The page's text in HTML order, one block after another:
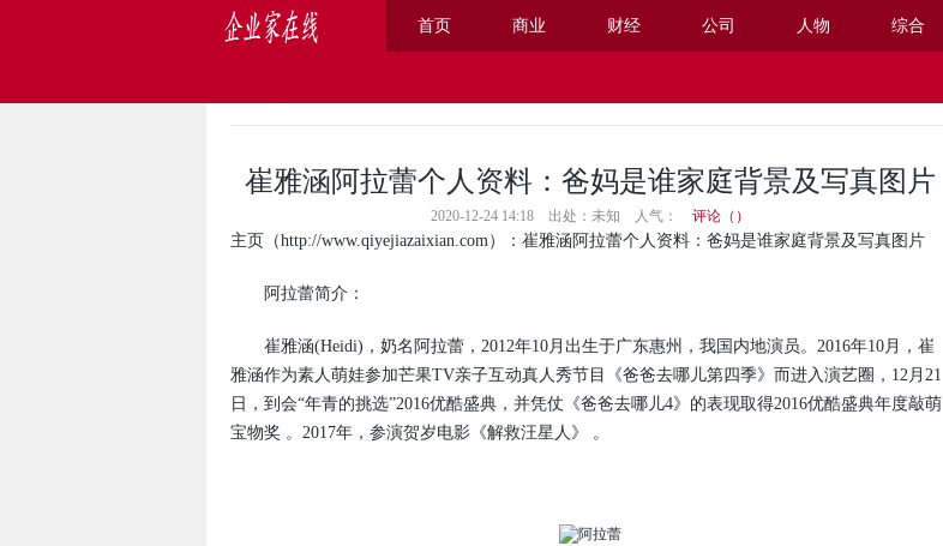
首页 商业 财经 公司 人物 综合
崔雅涵阿拉蕾个人资料：爸妈是谁家庭背景及写真图片
2020-12-24 14:18 出处：未知 人气： 评论（ ）
主页 （http://www.qiyejiazaixian.com）：崔雅涵阿拉蕾个人资料：爸妈是谁家庭背景及写真图片
阿拉蕾简介：
崔雅涵(Heidi)，奶名阿拉蕾，2012年10月出生于广东惠州，我国内地演员。2016年10月，崔
雅涵作为素人萌娃参加芒果TV亲子互动真人秀节目《爸爸去哪儿第四季》而进入演艺圈，12月21
日，到会“年青的挑选”2016优酷盛典，并凭仗《爸爸去哪儿4》的表现取得2016优酷盛典年度敲萌
宝物奖 。2017年，参演贺岁电影《解救汪星人》 。